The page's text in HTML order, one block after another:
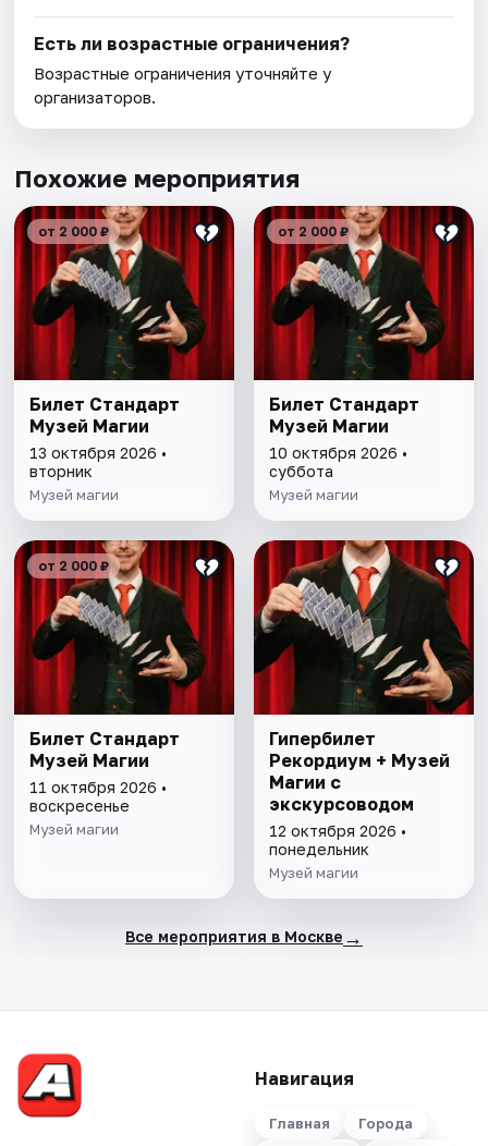
Есть ли возрастные ограничения?
Возрастные ограничения уточняйте у
организаторов.
Похожие мероприятия
от 2 000 ₽
Билет Стандарт
Музей Магии
13 октября 2026 •
вторник
Музей магии
от 2 000 ₽
Билет Стандарт
Музей Магии
10 октября 2026 •
суббота
Музей магии
от 2 000 ₽
Билет Стандарт
Музей Магии
11 октября 2026 •
воскресенье
Музей магии
Гипербилет
Рекордиум + Музей
Магии с
экскурсоводом
12 октября 2026 •
понедельник
Музей магии
Все мероприятия в Москве →
Навигация
Главная Города